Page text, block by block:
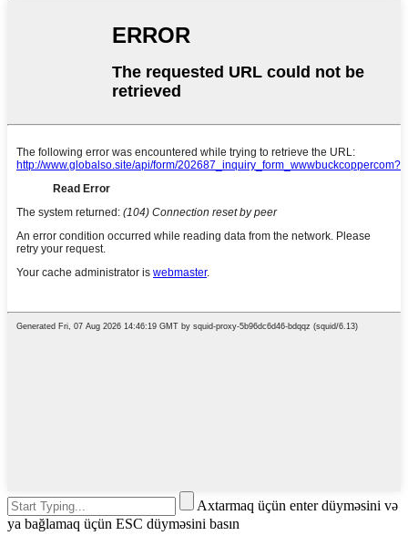
Axtarmaq üçün enter düyməsini və
ya bağlamaq üçün ESC düyməsini basın